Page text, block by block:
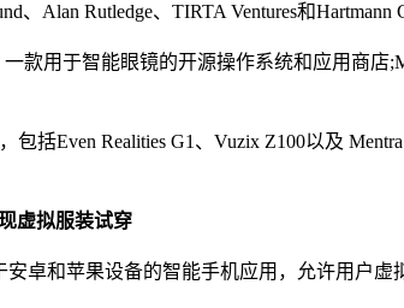
、Alan Rutledge、TIRTA Ventures和Hartmann
用于智能眼镜的开源操作系统和应用商店
括Even Realities G1、Vuzix Z100以及
虚拟服装试穿
卓和苹果设备的智能手机应用，允许用户虚